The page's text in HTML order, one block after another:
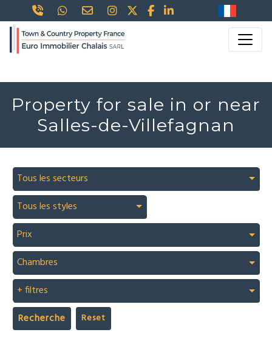
Property for sale in or near
Salles-de-Villefagnan
Tous les secteurs
Tous les styles
Prix
Chambres
+ filtres
Recherche